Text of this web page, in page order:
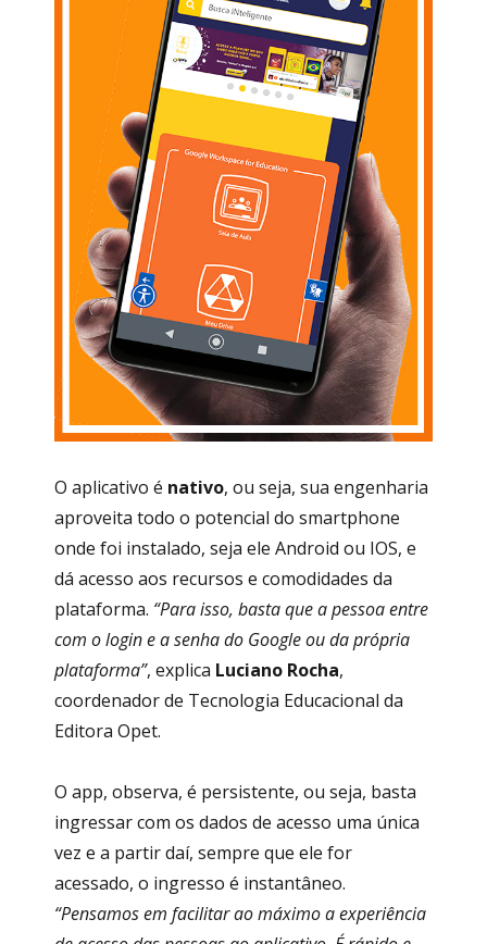
O aplicativo é nativo, ou seja, sua engenharia
aproveita todo o potencial do smartphone
onde foi instalado, seja ele Android ou IOS, e
dá acesso aos recursos e comodidades da
plataforma. “Para isso, basta que a pessoa entre
com o login e a senha do Google ou da própria
plataforma”, explica Luciano Rocha,
coordenador de Tecnologia Educacional da
Editora Opet.
O app, observa, é persistente, ou seja, basta
ingressar com os dados de acesso uma única
vez e a partir daí, sempre que ele for
acessado, o ingresso é instantâneo.
“Pensamos em facilitar ao máximo a experiência